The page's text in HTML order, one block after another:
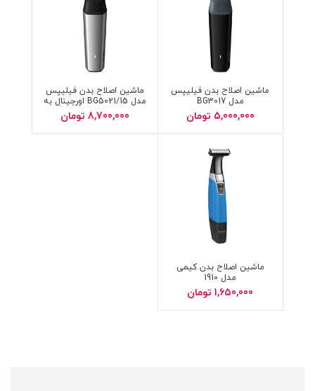
ماشین اصلاح بدن فیلیپس
مدل BG3017
5,000,000 تومان
ماشین اصلاح بدن فیلیپس
مدل BG5021/15 اورجینال به
شرط فاکتور
8,700,000 تومان
ماشین اصلاح بدن کیمی
مدل 1910
1,650,000 تومان